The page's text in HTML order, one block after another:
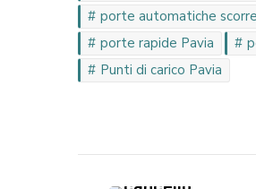
porte automatiche
porte rapide Pavia
Punti di carico Pavia